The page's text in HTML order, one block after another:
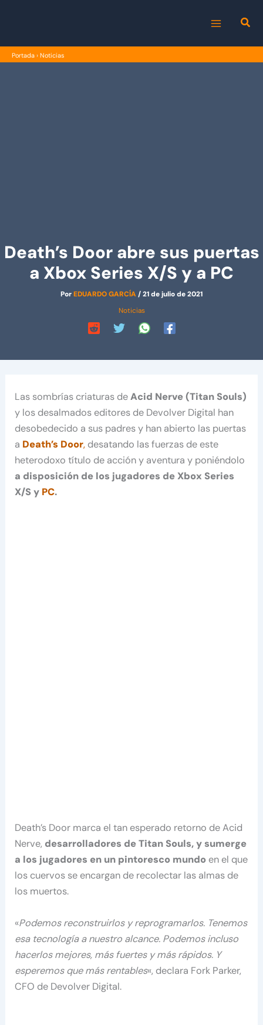
MENU
Portada › Noticias
Death’s Door abre sus puertas
a Xbox Series X/S y a PC
PorEDUARDO GARCÍA/21 de julio de 2021
Noticias
Las sombrías criaturas deAcid Nerve (Titan Souls)
y los desalmados editores de Devolver Digital han
desobedecido a sus padres y han abierto las puertas
a Death’s Door, desatando las fuerzas de este
heterodoxo título de acción y aventura y poniéndolo
a disposición de los jugadores de Xbox Series
X/S y PC.
Death’s Door marca el tan esperado retorno de Acid
Nerve, desarrolladores de Titan Souls, y sumerge
a los jugadores en un pintoresco mundo en el que
los cuervos se encargan de recolectar las almas de
los muertos.
«Podemos reconstruirlos y reprogramarlos. Tenemos
esa tecnología a nuestro alcance. Podemos incluso
hacerlos mejores, más fuertes y más rápidos. Y
esperemos que más rentables«, declara Fork Parker,
CFO de Devolver Digital.